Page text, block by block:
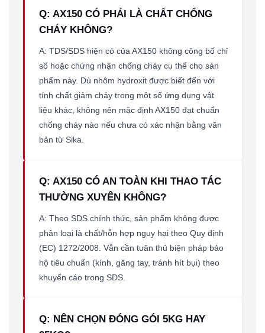
Q: AX150 CÓ PHẢI LÀ CHẤT CHỐNG
CHÁY KHÔNG?
A: TDS/SDS hiện có của AX150 không công bố chỉ
số hoặc chứng nhận chống cháy cụ thể cho sản
phẩm này. Dù nhôm hydroxit được biết đến với
tính chất giảm cháy trong một số ứng dụng vật
liệu khác, không nên mặc định AX150 đạt chuẩn
chống cháy nào nếu chưa có xác nhận bằng văn
bản từ Sika.
Q: AX150 CÓ AN TOÀN KHI THAO TÁC
THƯỜNG XUYÊN KHÔNG?
A: Theo SDS chính thức, sản phẩm không được
phân loại là chất/hỗn hợp nguy hại theo Quy định
(EC) 1272/2008. Vẫn cần tuân thủ biện pháp bảo
hộ tiêu chuẩn (kính, găng tay, tránh hít bụi) theo
khuyến cáo trong SDS.
Q: NÊN CHỌN ĐÓNG GÓI 5KG HAY